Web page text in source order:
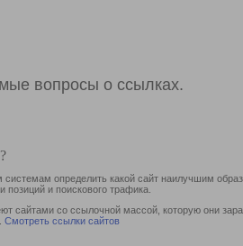
вопросы о ссылках.
определить какой сайт наилучшим
позиций и поискового трафика.
сайтами со ссылочной массой, которую они
Смотреть ссылки сайтов